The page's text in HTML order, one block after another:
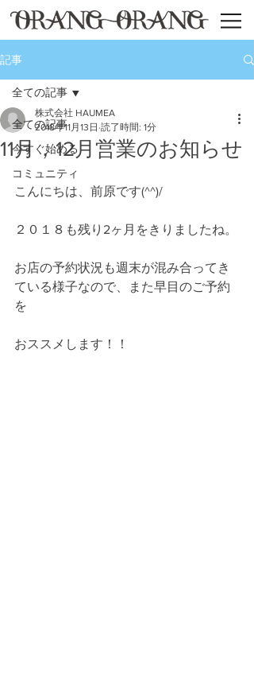
記事
全ての記事
今すぐ始める
コミュニティ
全ての記事
11月，12月営業のお知らせ
株式会社 HAUMEA
2018年11月13日 読了時間: 1分
こんにちは、前原です(^^)/
２０１８も残り2ヶ月をきりましたね。
お店の予約状況も週末が混み合ってき
ている様子なので、また早目のご予約
を
おススメします！！